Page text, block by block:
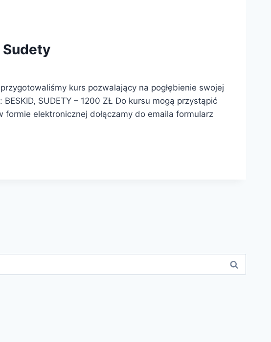
kurs pozwalający na pogłębienie swojej
SUDETY – 1200 ZŁ Do kursu mogą przystąpić
elektronicznej dołączamy do emaila formularz